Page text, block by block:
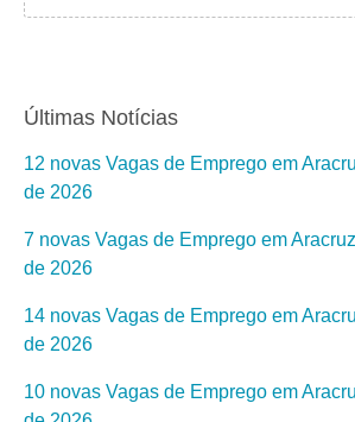
Últimas Notícias
12 novas Vagas de Emprego em
de 2026
7 novas Vagas de Emprego em
de 2026
14 novas Vagas de Emprego em
de 2026
10 novas Vagas de Emprego em